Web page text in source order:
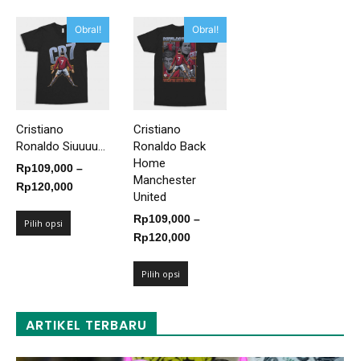
Obral!
Cristiano
Ronaldo Siuuuu...
Rp109,000 –
Rp120,000Rentang
Pilih opsi
Obral!
Cristiano
Ronaldo Back
Home
Manchester
United
Rp109,000 –
Rp120,000Rentang
Pilih opsi
ARTIKEL TERBARU